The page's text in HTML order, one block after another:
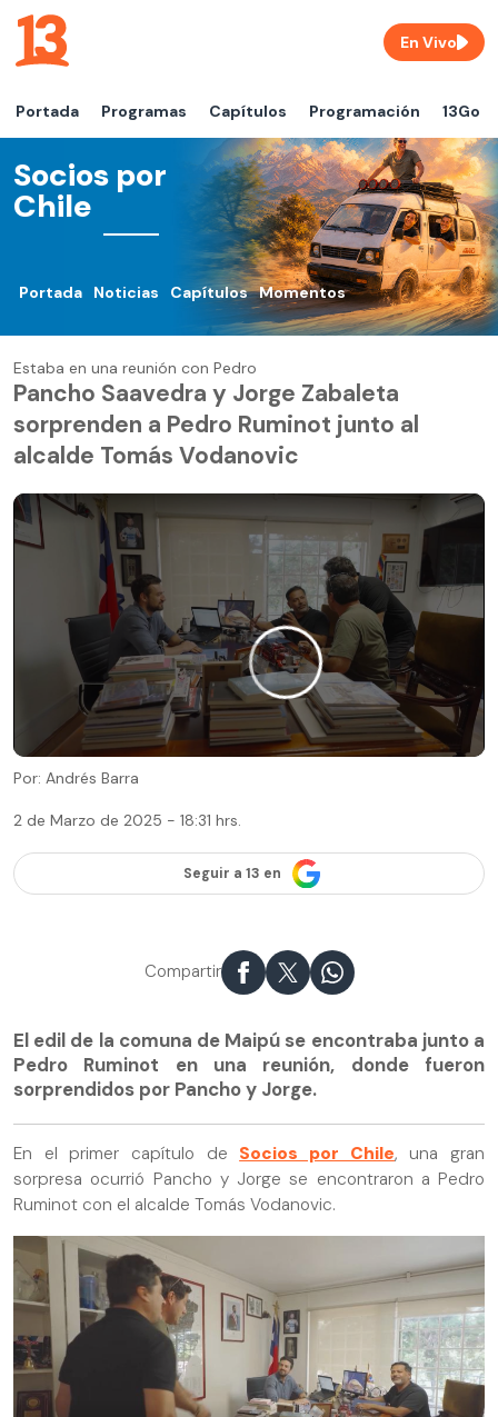
Portada Programas Capítulos Programación 13Go
En Vivo
Socios por
Chile
Portada Noticias Capítulos Momentos
Estaba en una reunión con Pedro
Pancho Saavedra y Jorge Zabaleta
sorprenden a Pedro Ruminot junto al
alcalde Tomás Vodanovic
Por: Andrés Barra
2 de Marzo de 2025 - 18:31 hrs.
Seguir a 13 en
Compartir
El edil de la comuna de Maipú se encontraba junto a
Pedro Ruminot en una reunión, donde fueron
sorprendidos por Pancho y Jorge.
En el primer capítulo de Socios por Chile, una gran
sorpresa ocurrió Pancho y Jorge se encontraron a Pedro
Ruminot con el alcalde Tomás Vodanovic.